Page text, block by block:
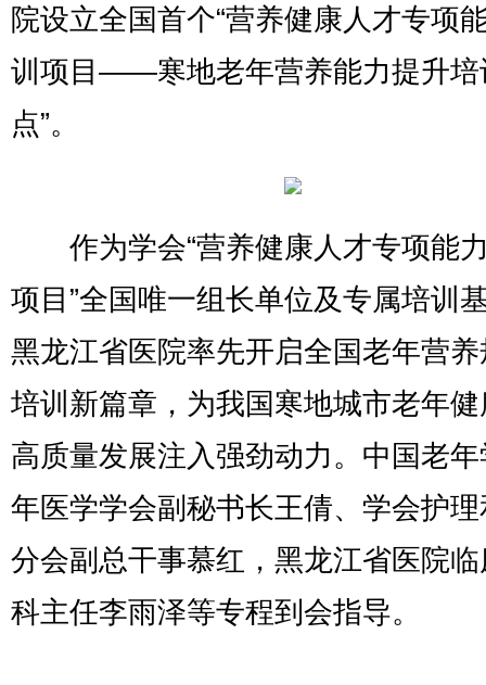
院设立全国首个“营养健康人才专项
训项目——寒地老年营养能力提升培
点”。
作为学会“营养健康人才专项能
项目”全国唯一组长单位及专属培训
黑龙江省医院率先开启全国老年营
培训新篇章，为我国寒地城市老年
高质量发展注入强劲动力。中国老
年医学学会副秘书长王倩、学会护
分会副总干事慕红，黑龙江省医院
科主任李雨泽等专程到会指导。